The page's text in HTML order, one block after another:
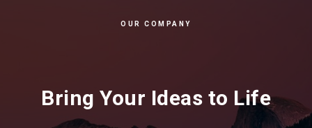
OUR COMPANY
Bring Your Ideas to Life